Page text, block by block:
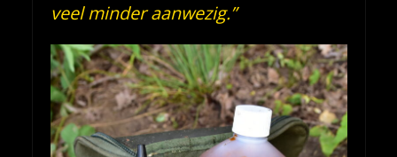
veel minder aanwezig.”